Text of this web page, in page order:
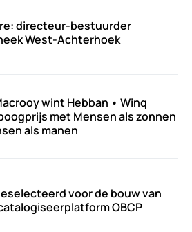
directeur-bestuurder
West-Achterhoek
wint Hebban • Winq
met Mensen als zonnen
als manen
voor de bouw van
OBCP